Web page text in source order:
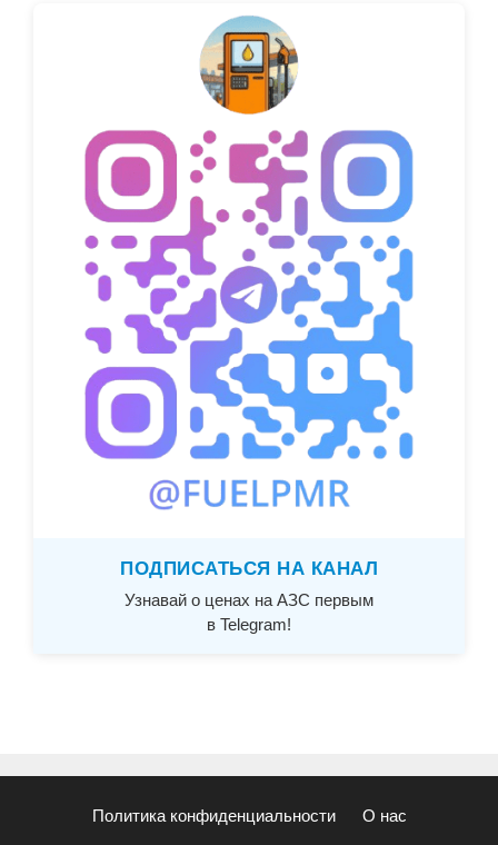
ПОДПИСАТЬСЯ НА КАНАЛ
Узнавай о ценах на АЗС первым
в Telegram!
Политика конфиденциальности О нас